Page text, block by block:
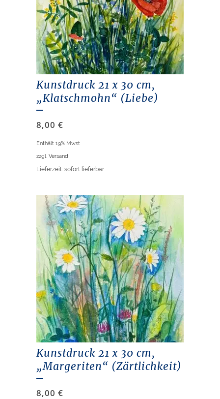
Kunstdruck 21 x 30 cm,
„Klatschmohn“ (Liebe)
8,00 €
Enthält 19% Mwst
zzgl. Versand
Lieferzeit: sofort lieferbar
Kunstdruck 21 x 30 cm,
„Margeriten“ (Zärtlichkeit)
8,00 €